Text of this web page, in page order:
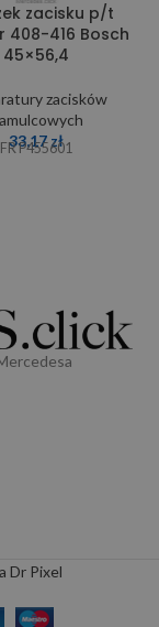
zacisku p/t
408-416 Bosch
45×56,4
zacisków
33,17zł
FR P455601
Dr Pixel